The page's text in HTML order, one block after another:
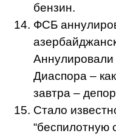
бензин.
ФСБ
Аннулировали
Диаспора –
завтра –
Стало
“беспилотную